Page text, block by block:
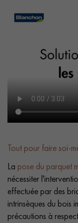
Tout pour faire soi-
La pose du parquet
nécessiter
effectuée par des
intrinsèques du bois
précautions à